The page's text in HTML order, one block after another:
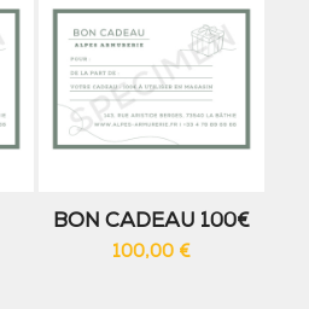
BON CADEAU 100€
100,00 €